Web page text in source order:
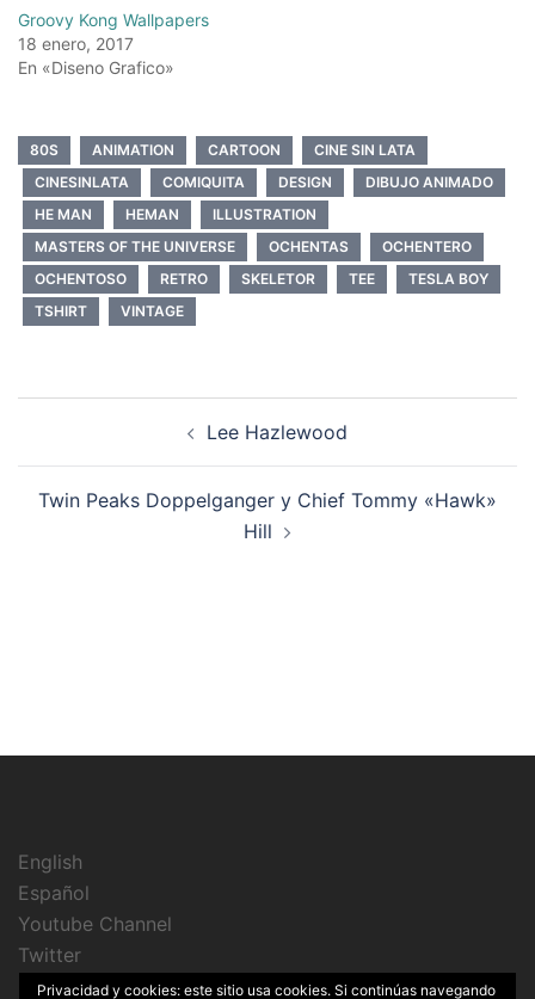
Groovy Kong Wallpapers
18 enero, 2017
En «Diseno Grafico»
80S ANIMATION CARTOON
CINE SIN LATA
CINESINLATA
COMIQUITA DESIGN
DIBUJO ANIMADO
HE MAN
HEMAN
ILLUSTRATION
MASTERS OF THE UNIVERSE
OCHENTAS
OCHENTERO
OCHENTOSO
RETRO SKELETOR TEE
TESLA BOY
TSHIRT
VINTAGE
entradas
Lee Hazlewood
Twin Peaks Doppelganger y Chief Tommy «Hawk»
Hill
English
Español
Youtube Channel
Twitter
Instagram
Privacidad y cookies: este sitio usa cookies. Si continúas navegando